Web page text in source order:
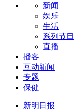
新闻
娱乐
生活
系列节目
直播
播客
互动新闻
专题
保健
新明日报